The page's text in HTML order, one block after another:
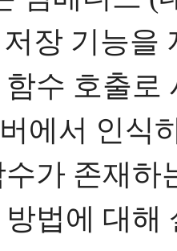
장 기능을
수 호출로
에서 인식
가 존재하
법에 대해